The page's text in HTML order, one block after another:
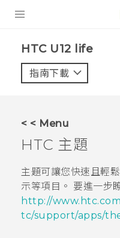
VIVE
應用程式
支援服務
HTC U12 life‎
指南下載
< < Menu
HTC 主題
主題可讓您快速且輕
示等項目。 要進一步
http://
tc/support/apps/